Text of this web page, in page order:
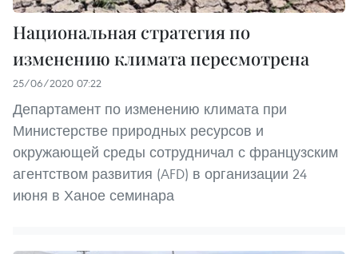
Национальная стратегия по
изменению климата пересмотрена
25/06/2020 07:22
Департамент по изменению климата при
Министерстве природных ресурсов и
окружающей среды сотрудничал с французским
агентством развития (AFD) в организации 24
июня в Ханое семинара